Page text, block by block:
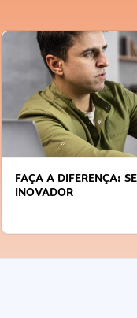
FAÇA A DIFERENÇA:
INOVADOR